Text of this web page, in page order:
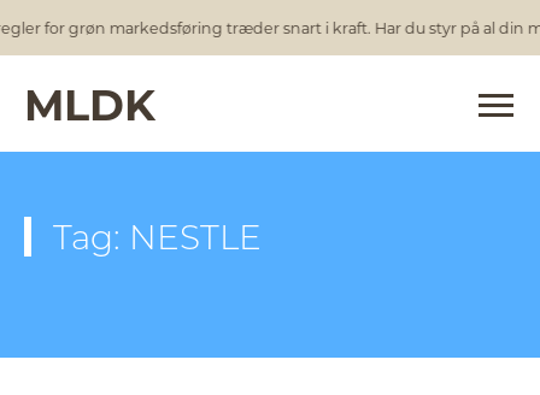
for grøn markedsføring træder snart i kraft. Har du styr på al din
MLDK
Tag: NESTLE